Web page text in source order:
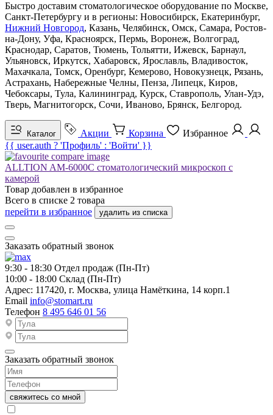
Быстро доставим стоматологическое оборудование по Москве,
Санкт-Петербургу и в регионы: Новосибирск, Екатеринбург,
Нижний Новгород, Казань, Челябинск, Омск, Самара, Ростов-
на-Дону, Уфа, Красноярск, Пермь, Воронеж, Волгоград,
Краснодар, Саратов, Тюмень, Тольятти, Ижевск, Барнаул,
Ульяновск, Иркутск, Хабаровск, Ярославль, Владивосток,
Махачкала, Томск, Оренбург, Кемерово, Новокузнецк, Рязань,
Астрахань, Набережные Челны, Пенза, Липецк, Киров,
Чебоксары, Тула, Калининград, Курск, Ставрополь, Улан-Удэ,
Тверь, Магнитогорск, Сочи, Иваново, Брянск, Белгород.
Каталог Акции Корзина
Избранное
{{ user.auth ? 'Профиль' : 'Войти' }}
ALLTION AM-6000C стоматологический микроскоп с
камерой
Товар добавлен в избранное
Всего в списке 2 товара
перейти в избранное
удалить из списка
Заказать обратный звонок
9:30 - 18:30 Отдел продаж (Пн-Пт)
10:00 - 18:00 Склад (Пн-Пт)
Адрес: 117420, г. Москва, улица Намёткина, 14 корп.1
Email info@stomart.ru
Телефон 8 495 646 01 56
Заказать обратный звонок
свяжитесь со мной